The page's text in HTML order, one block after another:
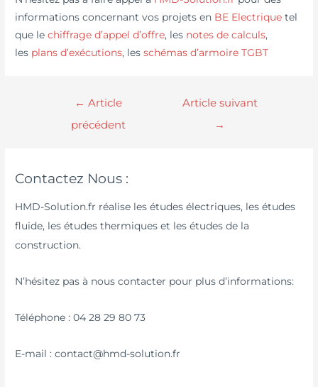
informations concernant vos projets en BE Electrique tel
que lechiffrage d’appel d’offre, les notes de calculs,
les plans d’exécutions, lesschémas d’armoire TGBT
← Article
précédent
Article suivant
→
Contactez Nous :
HMD-Solution.fr réalise les études électriques, les études
fluide, les études thermiques et les études de la
construction.
N’hésitez pas à nous contacter pour plus d’informations:
Téléphone : 04 28 29 80 73
E-mail : contact@hmd-solution.fr